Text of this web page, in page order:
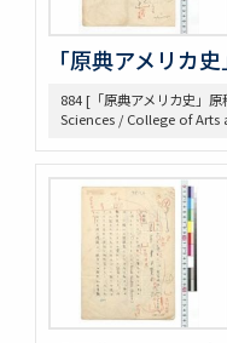
289 Reading Notes
293 Pacific
304 Lincoln
368 Const.’l law
371 Brown
372 Bibliography on
373 Bibliography,
Donation
375 Bibliographical
bet. US + Far East
380 DOW, EARLE W.
382 Pacific [ ] officer
388 Elections, 1934-1936
「原典アメリカ
884 [「原典アメリカ史」
Sciences / College of Arts